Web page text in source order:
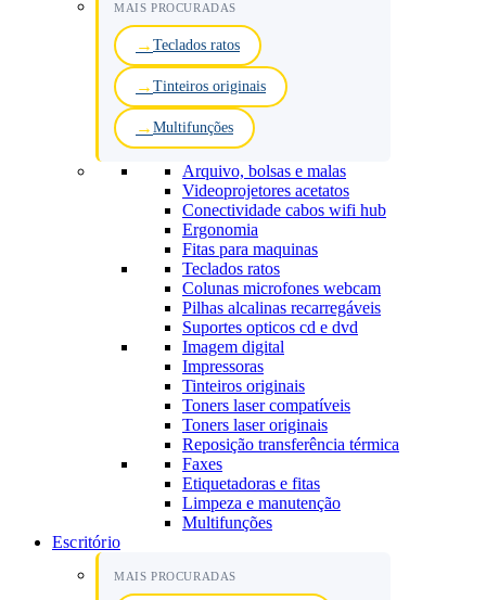
MAIS PROCURADAS
Teclados ratos
Tinteiros originais
Multifunções
Arquivo, bolsas e malas
Videoprojetores acetatos
Conectividade cabos wifi hub
Ergonomia
Fitas para maquinas
Teclados ratos
Colunas microfones webcam
Pilhas alcalinas recarregáveis
Suportes opticos cd e dvd
Imagem digital
Impressoras
Tinteiros originais
Toners laser compatíveis
Toners laser originais
Reposição transferência térmica
Faxes
Etiquetadoras e fitas
Limpeza e manutenção
Multifunções
Escritório
MAIS PROCURADAS